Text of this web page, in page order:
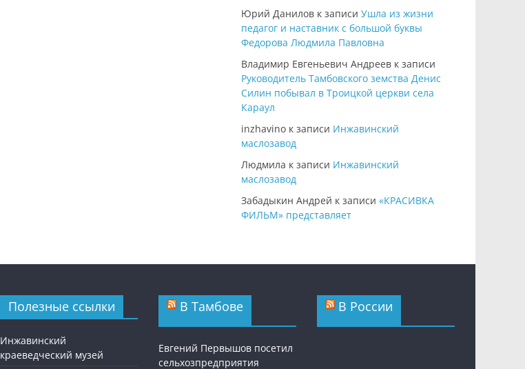
Юрий Данилов к записи Ушла из жизни
педагог и наставник с большой буквы
Федорова Людмила Павловна
Владимир Евгеньевич Андреев к записи
Руководитель Тамбовского земства Денис
Силин побывал в Троицкой церкви села
Караул
inzhavino к записи Инжавинский
маслозавод
Людмила к записи Инжавинский
маслозавод
Забадыкин Андрей к записи «КРАСИВКА
ФИЛЬМ» представляет
Полезные ссылки
Инжавинский
краеведческий музей
В Тамбове
Евгений Первышов посетил
сельхозпредприятия
В России